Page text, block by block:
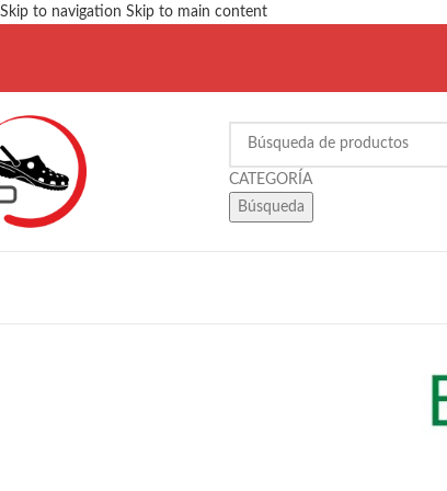
Skip to navigation Skip to main content
Búsqueda